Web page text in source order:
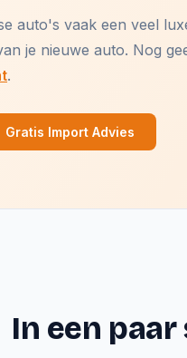
auto's vaak een veel
je nieuwe auto. Nog
.
Gratis Import Advies
In een